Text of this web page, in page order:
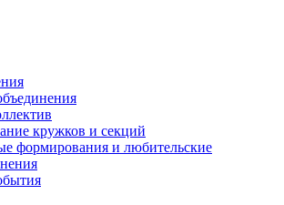
кружков и секций
формирования и любительские